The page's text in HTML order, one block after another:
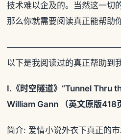
技术难以企及的。当然这一切
那么你就需要阅读真正能帮助
以下是我阅读过的真正帮助到
I.《时空隧道》“Tunnel Thru
William Gann （英文原版418
简介: 爱情小说外衣下真正的